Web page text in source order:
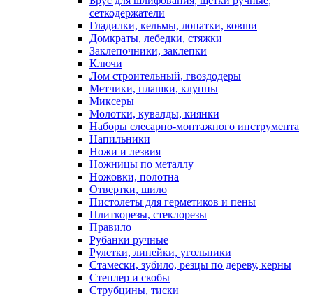
сеткодержатели
Гладилки, кельмы, лопатки, ковши
Домкраты, лебедки, стяжки
Заклепочники, заклепки
Ключи
Лом строительный, гвоздодеры
Метчики, плашки, клуппы
Миксеры
Молотки, кувалды, киянки
Наборы слесарно-монтажного инструмента
Напильники
Ножи и лезвия
Ножницы по металлу
Ножовки, полотна
Отвертки, шило
Пистолеты для герметиков и пены
Плиткорезы, стеклорезы
Правило
Рубанки ручные
Рулетки, линейки, угольники
Стамески, зубило, резцы по дереву, керны
Степлер и скобы
Струбцины, тиски